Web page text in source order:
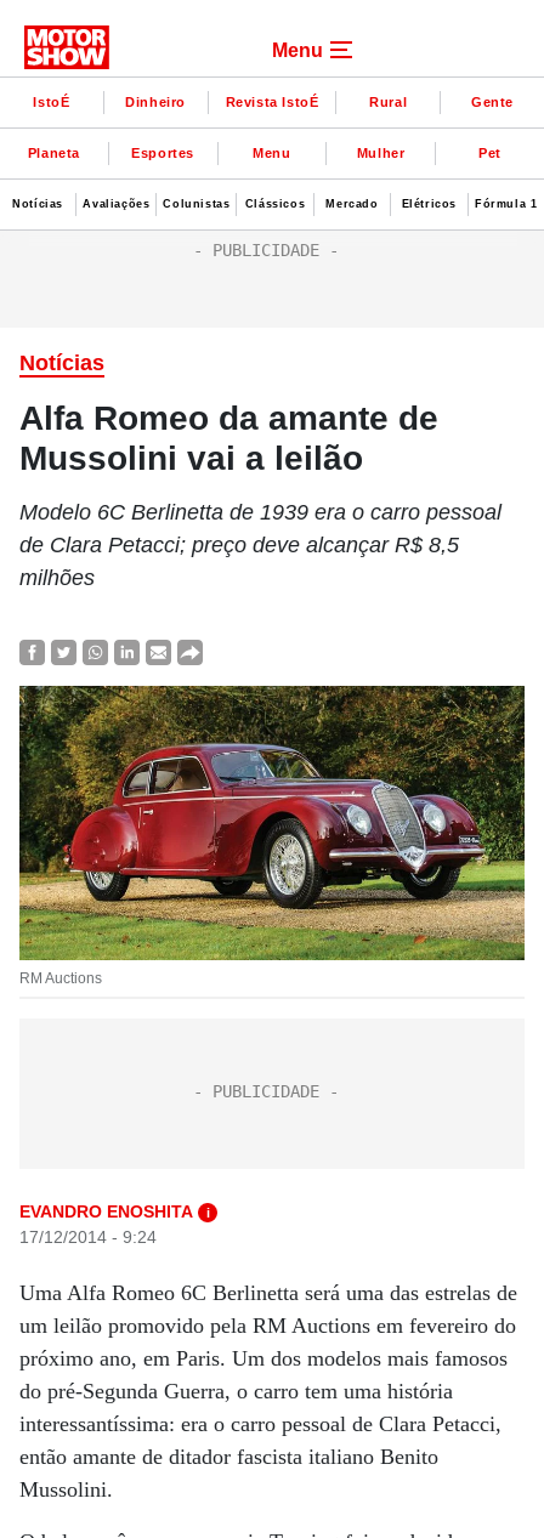
Menu
IstoÉ Dinheiro Revista IstoÉ Rural Gente
Planeta Esportes Menu Mulher Pet
Notícias Avaliações Colunistas Clássicos Mercado Elétricos Fórmula 1
Notícias
Alfa Romeo da amante de
Mussolini vai a leilão
Modelo 6C Berlinetta de 1939 era o carro pessoal
de Clara Petacci; preço deve alcançar R$ 8,5
milhões
RM Auctions
EVANDRO ENOSHITA i
17/12/2014 - 9:24
Uma Alfa Romeo 6C Berlinetta será uma das estrelas de
um leilão promovido pela RM Auctions em fevereiro do
próximo ano, em Paris. Um dos modelos mais famosos
do pré-Segunda Guerra, o carro tem uma história
interessantíssima: era o carro pessoal de Clara Petacci,
então amante de ditador fascista italiano Benito
Mussolini.